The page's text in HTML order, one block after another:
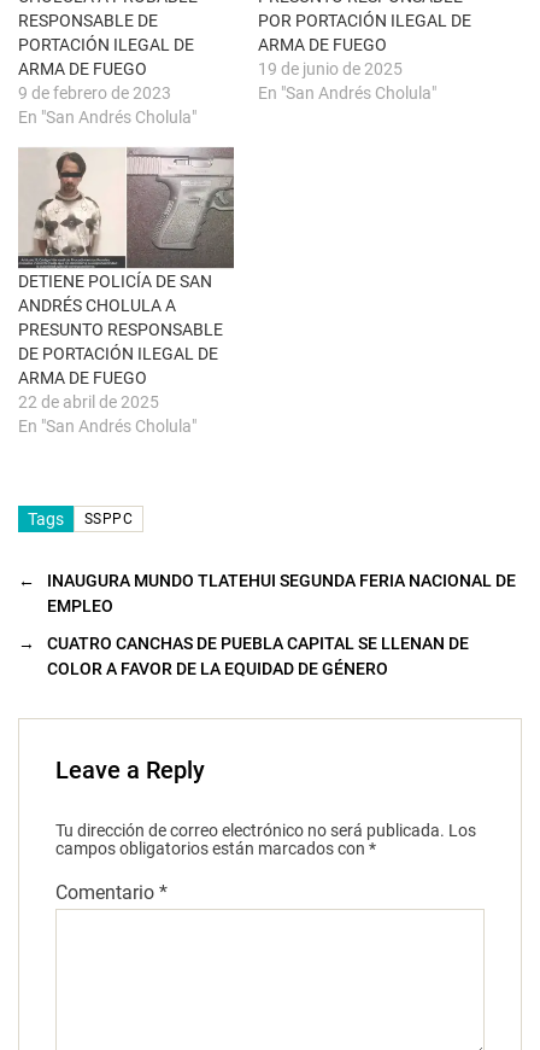
a
n
u
e
v
a
)
a
b
r
e
e
n
u
n
v
e
n
n
n
u
e
v
a
)
RESPONSABLE DE
PORTACIÓN ILEGAL DE
ARMA DE FUEGO
9 de febrero de 2023
En "San Andrés Cholula"
POR PORTACIÓN ILEGAL DE
ARMA DE FUEGO
19 de junio de 2025
En "San Andrés Cholula"
DETIENE POLICÍA DE SAN
ANDRÉS CHOLULA A
PRESUNTO RESPONSABLE
DE PORTACIÓN ILEGAL DE
ARMA DE FUEGO
22 de abril de 2025
En "San Andrés Cholula"
Tags SSPPC
←
INAUGURA MUNDO TLATEHUI SEGUNDA FERIA NACIONAL DE
EMPLEO
→
CUATRO CANCHAS DE PUEBLA CAPITAL SE LLENAN DE
COLOR A FAVOR DE LA EQUIDAD DE GÉNERO
Leave a Reply
Tu dirección de correo electrónico no será publicada. Los
campos obligatorios están marcados con *
Comentario *